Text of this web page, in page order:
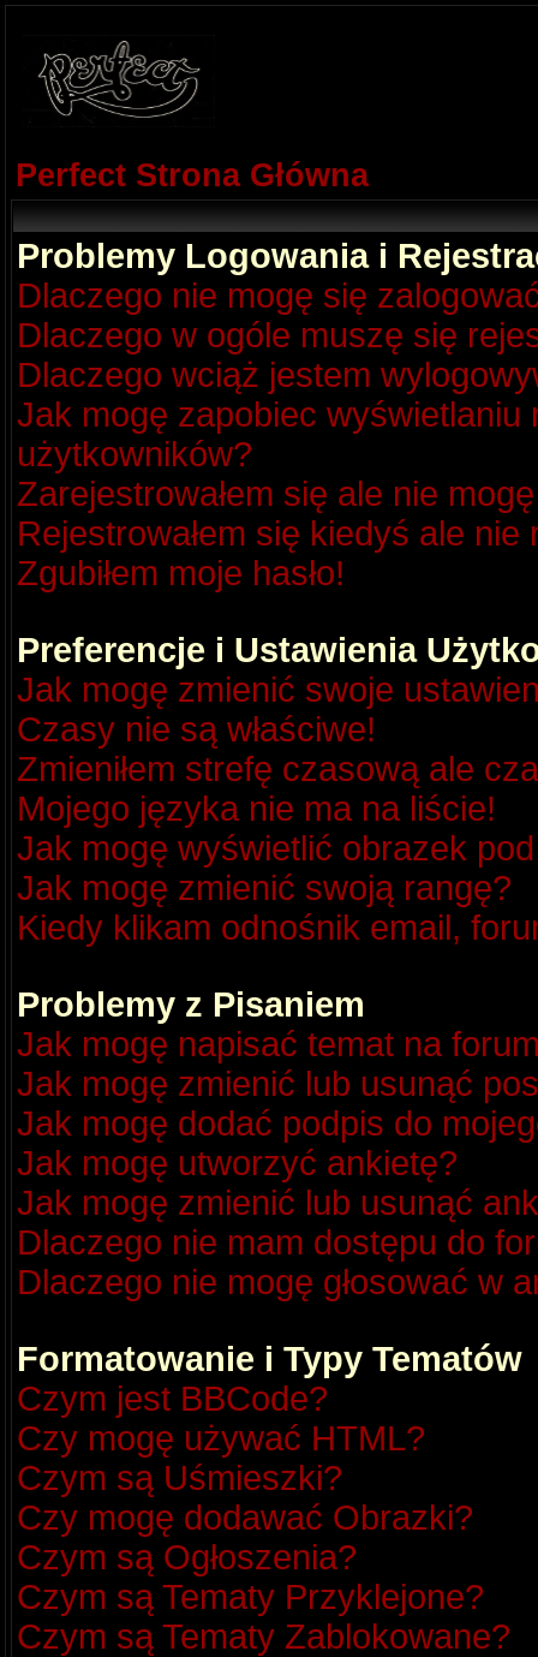
Perfect Strona Główna
Problemy Logowania i
Dlaczego nie mogę się
Dlaczego w ogóle muszę się
Dlaczego wciąż jestem
Jak mogę zapobiec
użytkowników?
Zarejestrowałem się ale nie
Rejestrowałem się kiedyś ale
Zgubiłem moje hasło!
Preferencje i Ustawienia
Jak mogę zmienić swoje
Czasy nie są właściwe!
Zmieniłem strefę czasową ale
Mojego języka nie ma na liście!
Jak mogę wyświetlić obrazek
Jak mogę zmienić swoją rangę?
Kiedy klikam odnośnik email,
Problemy z Pisaniem
Jak mogę napisać temat na
Jak mogę zmienić lub usunąć
Jak mogę dodać podpis do
Jak mogę utworzyć ankietę?
Jak mogę zmienić lub usunąć
Dlaczego nie mam dostępu do
Dlaczego nie mogę głosować w
Formatowanie i Typy Tematów
Czym jest BBCode?
Czy mogę używać HTML?
Czym są Uśmieszki?
Czy mogę dodawać Obrazki?
Czym są Ogłoszenia?
Czym są Tematy Przyklejone?
Czym są Tematy Zablokowane?